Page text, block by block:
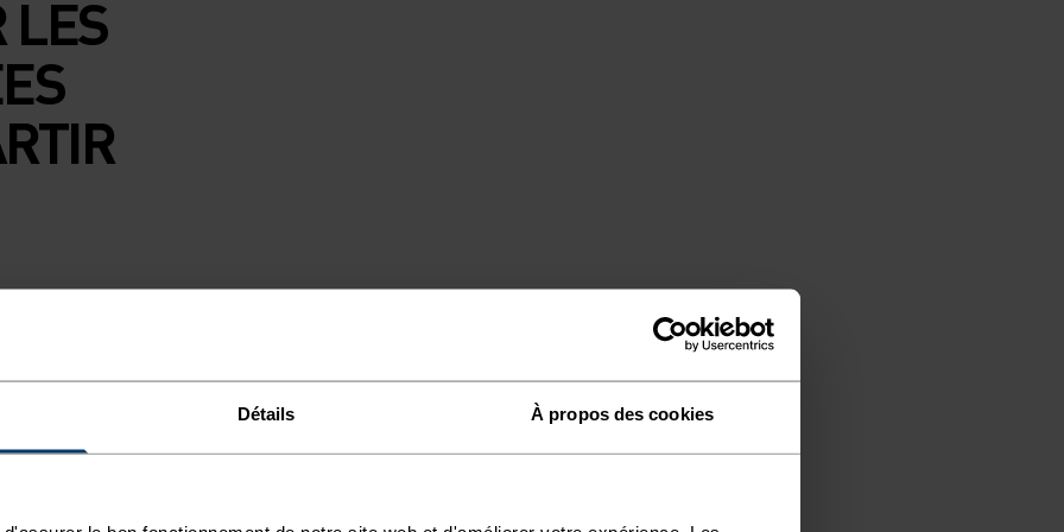
Détails À propos des cookies
LES
abattre. Tu es
la veste
hors
pour les
et n’ont